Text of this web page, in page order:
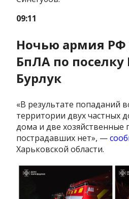
09:11
Ночью армия РФ
БпЛА по
Бурлук
«В результате попаданий
территории двух частных
дома и две хозяйственные
пострадавших нет», —
Харьковской области.